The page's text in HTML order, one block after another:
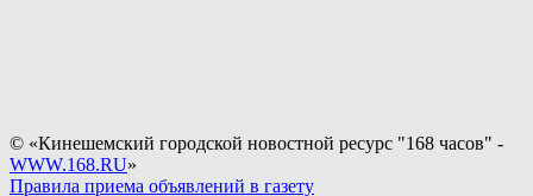
© «Кинешемский городской новостной ресурс "168 часов" -
WWW.168.RU»
Правила приема объявлений в газету